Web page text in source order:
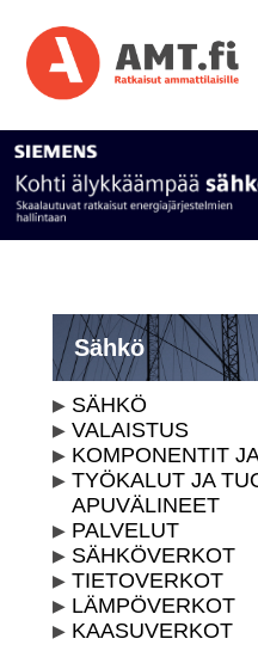
Sähkö
SÄHKÖ
VALAISTUS
KOMPONENTIT
TYÖKALUT JA
APUVÄLINEET
PALVELUT
SÄHKÖVERKOT
TIETOVERKOT
LÄMPÖVERKOT
KAASUVERKOT